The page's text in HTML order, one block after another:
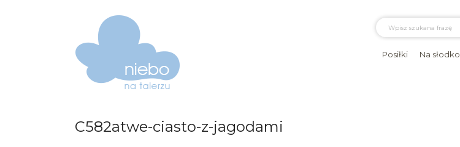
Posiłki Na słodko
C582atwe-ciasto-z-jagodami